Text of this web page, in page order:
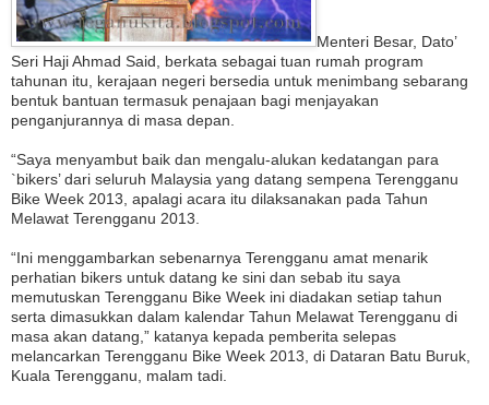
Menteri Besar, Dato’
Seri Haji Ahmad Said, berkata sebagai tuan rumah program
tahunan itu, kerajaan negeri bersedia untuk menimbang sebarang
bentuk bantuan termasuk penajaan bagi menjayakan
penganjurannya di masa depan.
“Saya menyambut baik dan mengalu-alukan kedatangan para
`bikers’ dari seluruh Malaysia yang datang sempena Terengganu
Bike Week 2013, apalagi acara itu dilaksanakan pada Tahun
Melawat Terengganu 2013.
“Ini menggambarkan sebenarnya Terengganu amat menarik
perhatian bikers untuk datang ke sini dan sebab itu saya
memutuskan Terengganu Bike Week ini diadakan setiap tahun
serta dimasukkan dalam kalendar Tahun Melawat Terengganu di
masa akan datang,” katanya kepada pemberita selepas
melancarkan Terengganu Bike Week 2013, di Dataran Batu Buruk,
Kuala Terengganu, malam tadi.